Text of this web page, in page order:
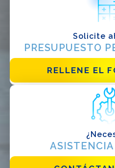
Solicite
PRESUPUESTO
RELLENE EL
EPC
Otro
He leido y acepto lapolitica de